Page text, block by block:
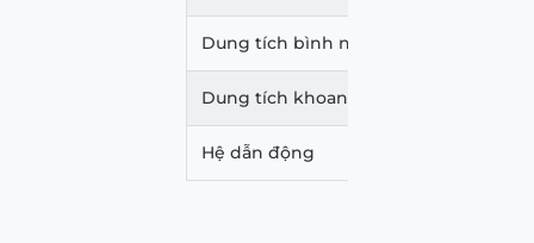
Dung tích bình nhiên liệu (L)
Dung tích khoang hành lý (L)
Hệ dẫn động